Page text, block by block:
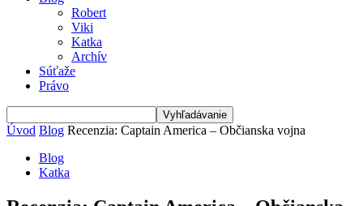
Robert
Viki
Katka
Archív
Súťaže
Právo
Úvod Blog Recenzia: Captain America – Občianska vojna
Blog
Katka